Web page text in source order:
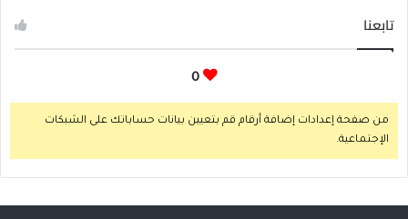
تابعنا
0
من صفحة إعدادات إضافة أرقام قم بتعيين بيانات حساباتك على الشبكات
الإجتماعية.